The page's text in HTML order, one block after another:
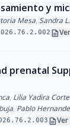
y
Mesa, Sandra
description
prenatal
, Lilia Yadira
, Pablo
description